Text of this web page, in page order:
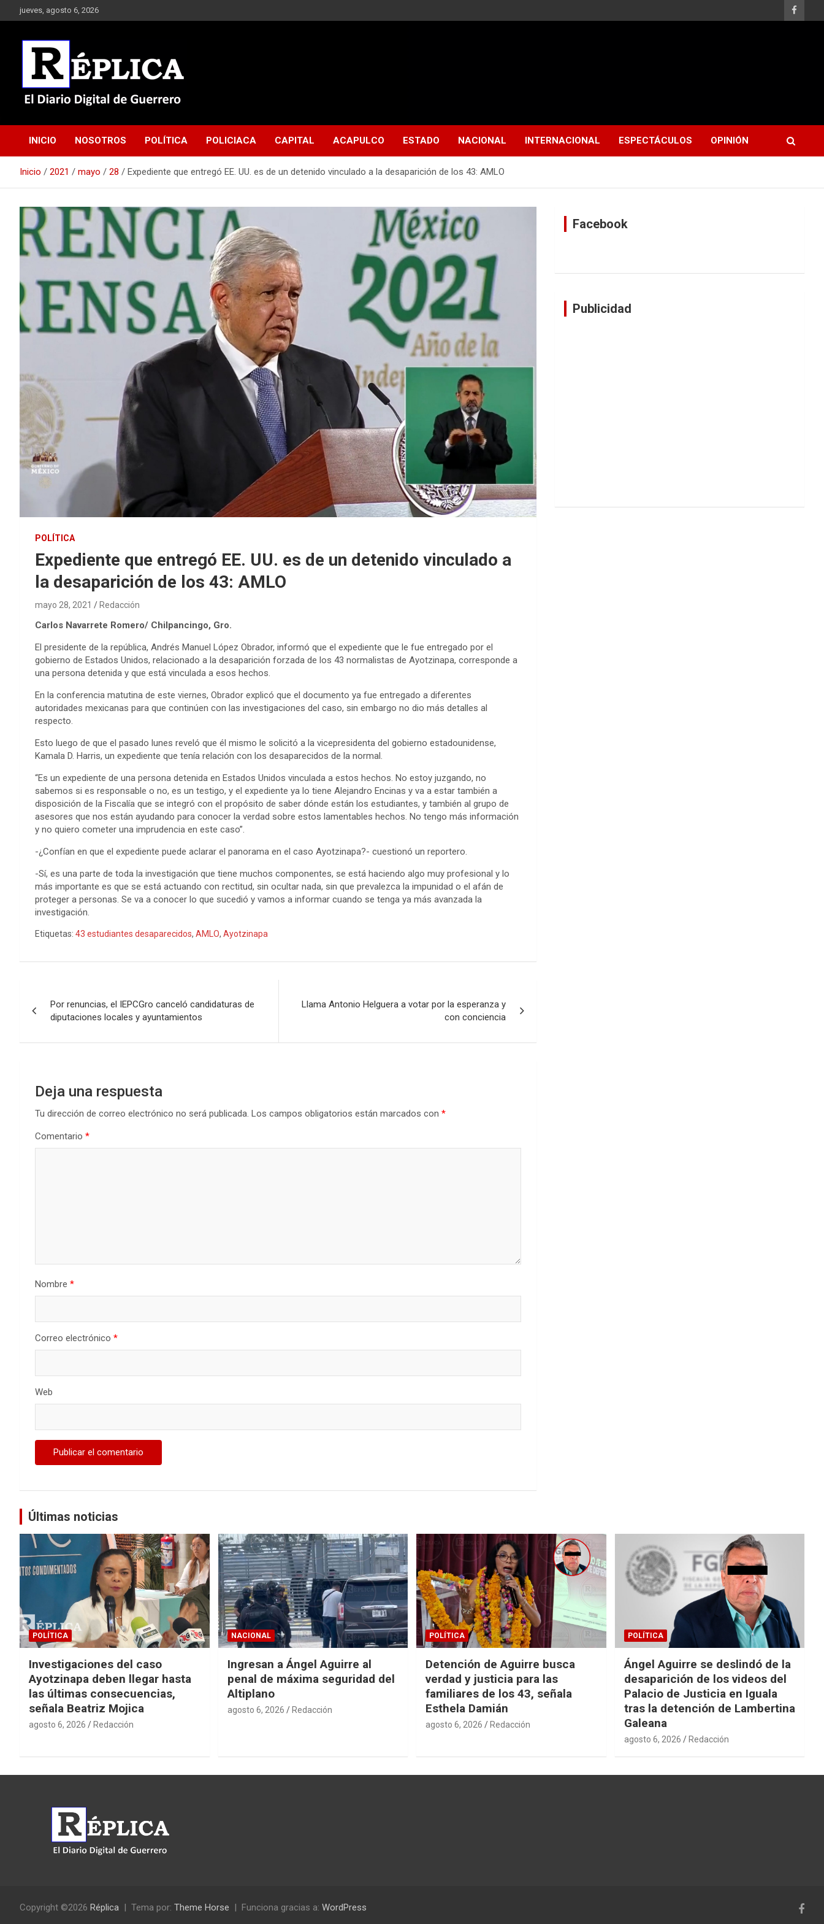
Saltar
al
jueves, agosto 6, 2026
Réplica
INICIO NOSOTROS POLÍTICA POLICIACA CAPITAL ACAPULCO ESTADO NACIONAL INTERNACIONAL ESPECTÁCULOS OPINIÓN
Inicio 2021 mayo 28 Expediente que entregó EE. UU. es de un detenido vinculado a la desaparición de los 43: AMLO
POLÍTICA
Expediente que entregó EE. UU. es de un detenido vinculado a
la desaparición de los 43: AMLO
mayo 28, 2021 Redacción
Carlos Navarrete Romero/ Chilpancingo, Gro.
El presidente de la república, Andrés Manuel López Obrador, informó que el expediente que le fue entregado por el
gobierno de Estados Unidos, relacionado a la desaparición forzada de los 43 normalistas de Ayotzinapa, corresponde a
una persona detenida y que está vinculada a esos hechos.
En la conferencia matutina de este viernes, Obrador explicó que el documento ya fue entregado a diferentes
autoridades mexicanas para que continúen con las investigaciones del caso, sin embargo no dio más detalles al
respecto.
Esto luego de que el pasado lunes reveló que él mismo le solicitó a la vicepresidenta del gobierno estadounidense,
Kamala D. Harris, un expediente que tenía relación con los desaparecidos de la normal.
“Es un expediente de una persona detenida en Estados Unidos vinculada a estos hechos. No estoy juzgando, no
sabemos si es responsable o no, es un testigo, y el expediente ya lo tiene Alejandro Encinas y va a estar también a
disposición de la Fiscalía que se integró con el propósito de saber dónde están los estudiantes, y también al grupo de
asesores que nos están ayudando para conocer la verdad sobre estos lamentables hechos. No tengo más información
y no quiero cometer una imprudencia en este caso”.
-¿Confían en que el expediente puede aclarar el panorama en el caso Ayotzinapa?- cuestionó un reportero.
-Sí, es una parte de toda la investigación que tiene muchos componentes, se está haciendo algo muy profesional y lo
más importante es que se está actuando con rectitud, sin ocultar nada, sin que prevalezca la impunidad o el afán de
proteger a personas. Se va a conocer lo que sucedió y vamos a informar cuando se tenga ya más avanzada la
investigación.
Etiquetas: 43 estudiantes desaparecidos, AMLO, Ayotzinapa
de
entradas
Por renuncias, el IEPCGro canceló candidaturas de
diputaciones locales y ayuntamientos
Llama Antonio Helguera a votar por la esperanza y
con conciencia
Deja una respuesta
Tu dirección de correo electrónico no será publicada. Los campos obligatorios están marcados con *
Comentario *
Nombre *
Correo electrónico *
Web
Facebook
Publicidad
Últimas noticias
POLÍTICA
Investigaciones del caso
Ayotzinapa deben llegar hasta
las últimas consecuencias,
señala Beatriz Mojica
agosto 6, 2026 Redacción
NACIONAL
Ingresan a Ángel Aguirre al
penal de máxima seguridad del
Altiplano
agosto 6, 2026 Redacción
POLÍTICA
Detención de Aguirre busca
verdad y justicia para las
familiares de los 43, señala
Esthela Damián
agosto 6, 2026 Redacción
POLÍTICA
Ángel Aguirre se deslindó de la
desaparición de los videos del
Palacio de Justicia en Iguala
tras la detención de Lambertina
Galeana
agosto 6, 2026 Redacción
Copyright ©2026 Réplica Tema por: Theme Horse Funciona gracias a: WordPress